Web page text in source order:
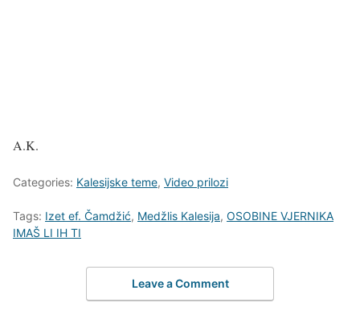
A.K.
Categories: Kalesijske teme, Video prilozi
Tags: Izet ef. Čamdžić, Medžlis Kalesija, OSOBINE VJERNIKA
IMAŠ LI IH TI
Leave a Comment